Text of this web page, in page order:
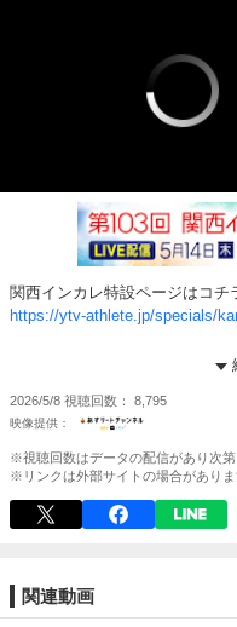
関西インカレ特設ページはコ
https://ytv-athlete.jp/specials/
/／
5/14(木)から始まる 関西インカ
注目校をPICK UP
「大阪教育大学」
\＼
ライブ配信は「あすリートチャ
https://ytv-athlete.jp/specials/
2026/5/8 視聴回数 8,795
※視聴回数はデータの配信があり次第
※リンクは外部サイトの場合がありま
関連動画